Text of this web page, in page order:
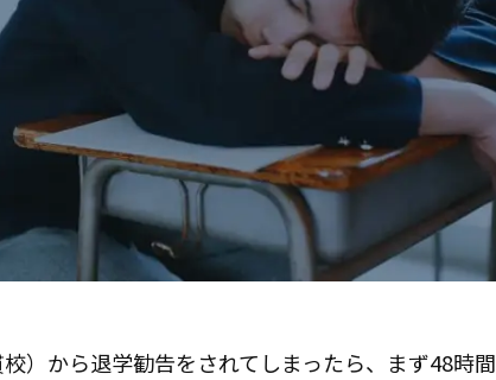
）から退学勧告をされてしまったら、まず48時間